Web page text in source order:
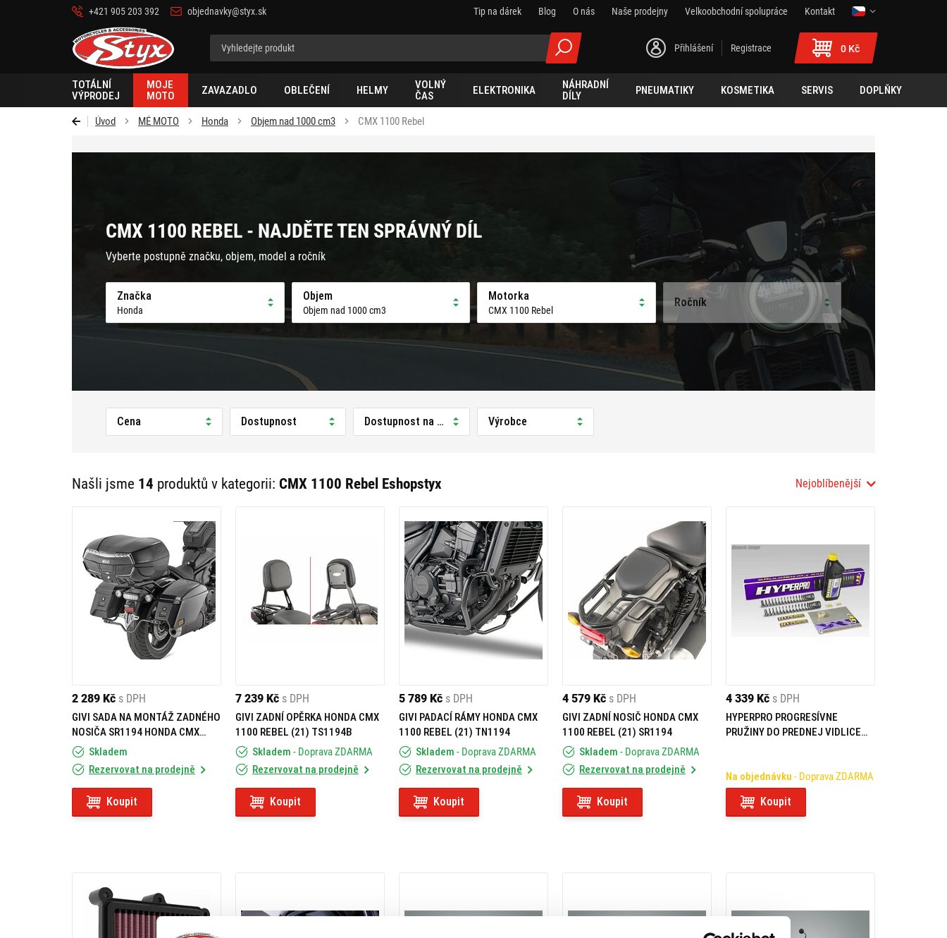
+421 905 203 392 objednavky@styx.sk Tip na dárek Blog O nás Naše prodejny Velkoobchodní spolupráce
Kontakt
Styx-
cz
Přihlášení Registrace 0 Kč
TOTÁLNÍ
VÝPRODEJ
MOJE
MOTO
ZAVAZADLO OBLEČENÍ HELMY
VOLNÝ
ČAS
ELEKTRONIKA
NÁHRADNÍ
DÍLY
PNEUMATIKY KOSMETIKA SERVIS DOPLŇKY
Úvod MÉ MOTO Honda Objem nad 1000 cm3 CMX 1100 Rebel
CMX 1100 REBEL - NAJDĚTE TEN SPRÁVNÝ DÍL
Vyberte postupně značku, objem, model a ročník
Značka
Honda
Objem
Objem nad 1000 cm3
Motorka
CMX 1100 Rebel
Ročník
Cena Dostupnost Dostupnost na prodejně Výrobce
Našli jsme 14 produktů v kategorii: CMX 1100 Rebel Eshopstyx Nejoblíbenější
2 289 Kč s DPH
GIVI SADA NA MONTÁŽ ZADNÉHO
NOSIČA SR1194 HONDA CMX
1100 T REBEL (23-24) SR1194KIT
Skladem
Rezervovat na prodejně
Koupit
7 239 Kč s DPH
GIVI ZADNÍ OPĚRKA HONDA CMX
1100 REBEL (21) TS1194B
Skladem - Doprava ZDARMA
Rezervovat na prodejně
Koupit
5 789 Kč s DPH
GIVI PADACÍ RÁMY HONDA CMX
1100 REBEL (21) TN1194
Skladem - Doprava ZDARMA
Rezervovat na prodejně
Koupit
4 579 Kč s DPH
GIVI ZADNÍ NOSIČ HONDA CMX
1100 REBEL (21) SR1194
Skladem - Doprava ZDARMA
Rezervovat na prodejně
Koupit
4 339 Kč s DPH
HYPERPRO PROGRESÍVNE
PRUŽINY DO PREDNEJ VIDLICE
Na objednávku - Doprava ZDARMA
Koupit